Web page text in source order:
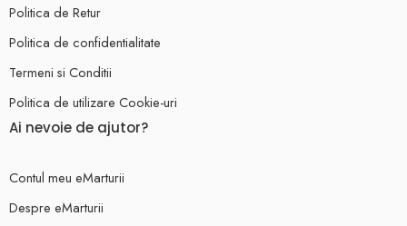
Politica de Retur
Politica de confidentialitate
Termeni si Conditii
Politica de utilizare Cookie-uri
Ai nevoie de ajutor?
Contul meu eMarturii
Despre eMarturii